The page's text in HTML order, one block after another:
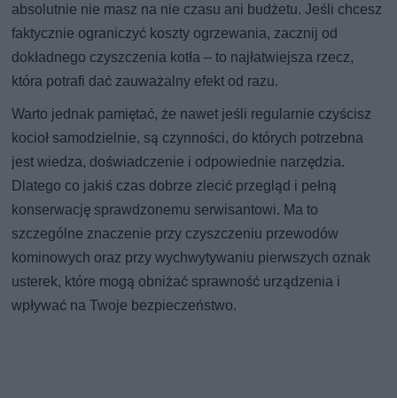
absolutnie nie masz na nie czasu ani budżetu. Jeśli chcesz
faktycznie ograniczyć koszty ogrzewania, zacznij od
dokładnego czyszczenia kotła – to najłatwiejsza rzecz,
która potrafi dać zauważalny efekt od razu.
Warto jednak pamiętać, że nawet jeśli regularnie czyścisz
kocioł samodzielnie, są czynności, do których potrzebna
jest wiedza, doświadczenie i odpowiednie narzędzia.
Dlatego co jakiś czas dobrze zlecić przegląd i pełną
konserwację sprawdzonemu serwisantowi. Ma to
szczególne znaczenie przy czyszczeniu przewodów
kominowych oraz przy wychwytywaniu pierwszych oznak
usterek, które mogą obniżać sprawność urządzenia i
wpływać na Twoje bezpieczeństwo.